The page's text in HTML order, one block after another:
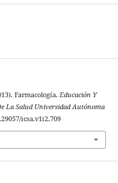
Farmacología. Educación Y
La Salud Universidad Autónoma
icsa.v1i2.709